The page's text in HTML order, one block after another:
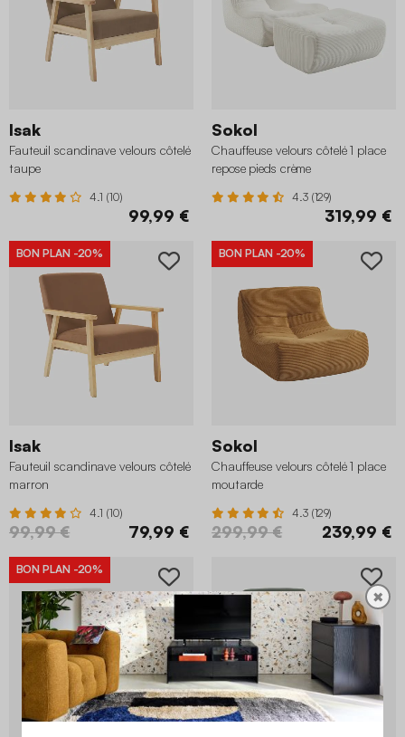
Isak
Fauteuil scandinave velours côtelé
taupe
4.1 (10)
99,99 €
Sokol
Chauffeuse velours côtelé 1 place
repose pieds crème
4.3 (129)
319,99 €
BON PLAN -20%
Isak
Fauteuil scandinave velours côtelé
marron
4.1 (10)
99,99 € 79,99 €
BON PLAN -20%
Sokol
Chauffeuse velours côtelé 1 place
moutarde
4.3 (129)
299,99 € 239,99 €
BON PLAN -20%
✖